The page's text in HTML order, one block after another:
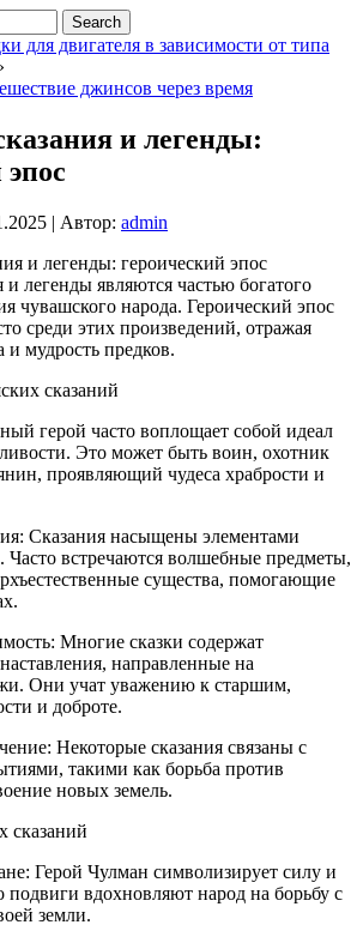
для двигателя в зависимости от типа
джинсов через время
и легенды:
| Автор: admin
легенды являются частью богатого
чувашского народа. Героический эпос
среди этих произведений, отражая
и мудрость предков.
сказаний
герой часто воплощает собой идеал
Это может быть воин, охотник
проявляющий чудеса храбрости и
Сказания насыщены элементами
встречаются волшебные предметы,
существа, помогающие
Многие сказки содержат
направленные на
Они учат уважению к старшим,
и доброте.
Некоторые сказания связаны с
такими как борьба против
новых земель.
сказаний
Герой Чулман символизирует силу и
подвиги вдохновляют народ на борьбу с
земли.